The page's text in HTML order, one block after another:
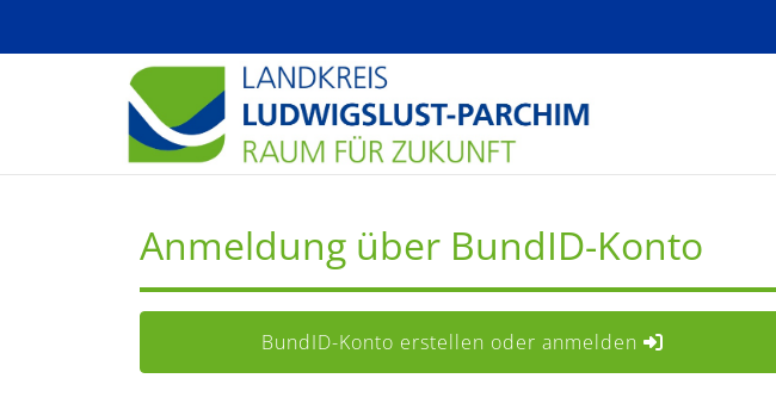
Anmeldung über BundID-Konto
BundID-Konto erstellen oder anmelden